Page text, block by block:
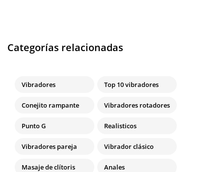
Categorías relacionadas
Vibradores Top 10 vibradores
Conejito rampante Vibradores rotadores
Punto G Realisticos
Vibradores pareja Vibrador clásico
Masaje de clítoris Anales